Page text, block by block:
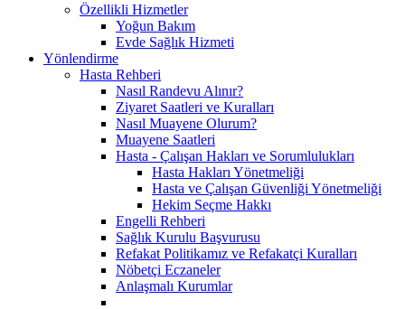
Özellikli Hizmetler
Yoğun Bakım
Evde Sağlık Hizmeti
Yönlendirme
Hasta Rehberi
Nasıl Randevu Alınır?
Ziyaret Saatleri ve Kuralları
Nasıl Muayene Olurum?
Muayene Saatleri
Hasta - Çalışan Hakları ve Sorumlulukları
Hasta Hakları Yönetmeliği
Hasta ve Çalışan Güvenliği Yönetmeliği
Hekim Seçme Hakkı
Engelli Rehberi
Sağlık Kurulu Başvurusu
Refakat Politikamız ve Refakatçi Kuralları
Nöbetçi Eczaneler
Anlaşmalı Kurumlar